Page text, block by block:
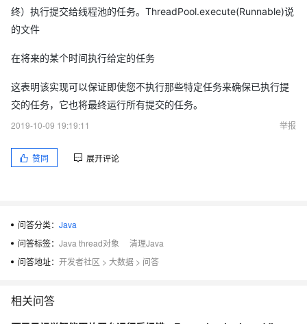
终）执行提交给线程池的任务。ThreadPool.execute(Runnable)说
的文件
在将来的某个时间执行给定的任务
这表明该实现可以保证即使您不执行那些特定任务来确保已执行提
交的任务，它也将最终运行所有提交的任务。
2019-10-09 19:19:11
举报
赞同 展开评论
问答分类： Java
问答标签： Java thread对象
清理Java
问答地址： 开发者社区 > 大数据 > 问答
相关问答